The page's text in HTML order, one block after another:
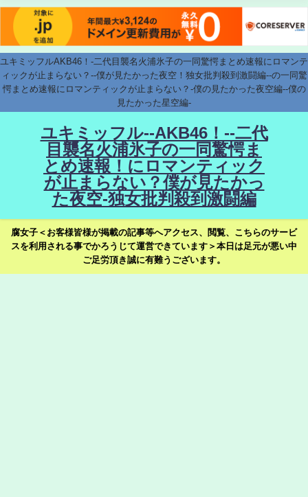
ユキミッフルAKB46！-二代目襲名火浦氷子の一同驚愕まとめ速報にロマンテ
ィックが止まらない？--僕が見たかった夜空！独女批判殺到激闘編--の一同驚
愕まとめ速報にロマンティックが止まらない？-僕の見たかった夜空編--僕の
見たかった星空編-
ユキミッフル--AKB46！--二代
目襲名火浦氷子の一同驚愕ま
とめ速報！にロマンティック
が止まらない？僕が見たかっ
た夜空-独女批判殺到激闘編
腐女子＜お客様皆様が掲載の記事等へアクセス、閲覧、こちらのサービ
スを利用される事でかろうじて運営できています＞本日は足元が悪い中
ご足労頂き誠に有難うございます。